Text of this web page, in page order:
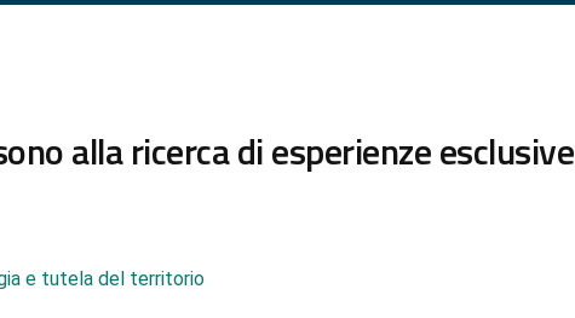
alla ricerca di esperienze esclusive
e tutela del territorio